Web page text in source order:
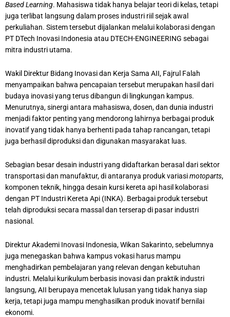
Based Learning. Mahasiswa tidak hanya belajar teori di kelas, tetapi
juga terlibat langsung dalam proses industri riil sejak awal
perkuliahan. Sistem tersebut dijalankan melalui kolaborasi dengan
PT DTech Inovasi Indonesia atau DTECH-ENGINEERING sebagai
mitra industri utama.
Wakil Direktur Bidang Inovasi dan Kerja Sama AII, Fajrul Falah
menyampaikan bahwa pencapaian tersebut merupakan hasil dari
budaya inovasi yang terus dibangun di lingkungan kampus.
Menurutnya, sinergi antara mahasiswa, dosen, dan dunia industri
menjadi faktor penting yang mendorong lahirnya berbagai produk
inovatif yang tidak hanya berhenti pada tahap rancangan, tetapi
juga berhasil diproduksi dan digunakan masyarakat luas.
Sebagian besar desain industri yang didaftarkan berasal dari sektor
transportasi dan manufaktur, di antaranya produk variasimotoparts,
komponen teknik, hingga desain kursi kereta api hasil kolaborasi
dengan PT Industri Kereta Api (INKA). Berbagai produk tersebut
telah diproduksi secara massal dan terserap di pasar industri
nasional.
Direktur Akademi Inovasi Indonesia, Wikan Sakarinto, sebelumnya
juga menegaskan bahwa kampus vokasi harus mampu
menghadirkan pembelajaran yang relevan dengan kebutuhan
industri. Melalui kurikulum berbasis inovasi dan praktik industri
langsung, AII berupaya mencetak lulusan yang tidak hanya siap
kerja, tetapi juga mampu menghasilkan produk inovatif bernilai
ekonomi.